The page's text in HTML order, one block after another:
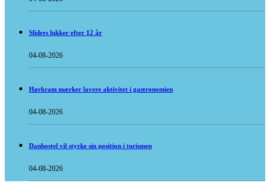
Sliders lukker efter 12 år
04-08-2026
Hørkram mærker lavere aktivitet i gastronomien
04-08-2026
Danhostel vil styrke sin position i turismen
04-08-2026